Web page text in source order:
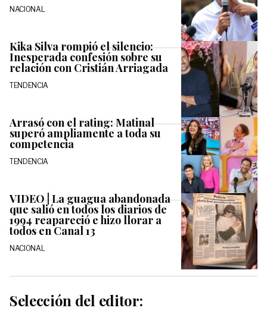
NACIONAL
Kika Silva rompió el silencio:
Inesperada confesión sobre su
relación con Cristián Arriagada
TENDENCIA
Arrasó con el rating: Matinal
superó ampliamente a toda su
competencia
TENDENCIA
VIDEO | La guagua abandonada
que salió en todos los diarios de
1994 reapareció e hizo llorar a
todos en Canal 13
NACIONAL
Selección del editor: